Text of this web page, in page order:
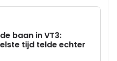
baan in VT3:
tijd telde echter